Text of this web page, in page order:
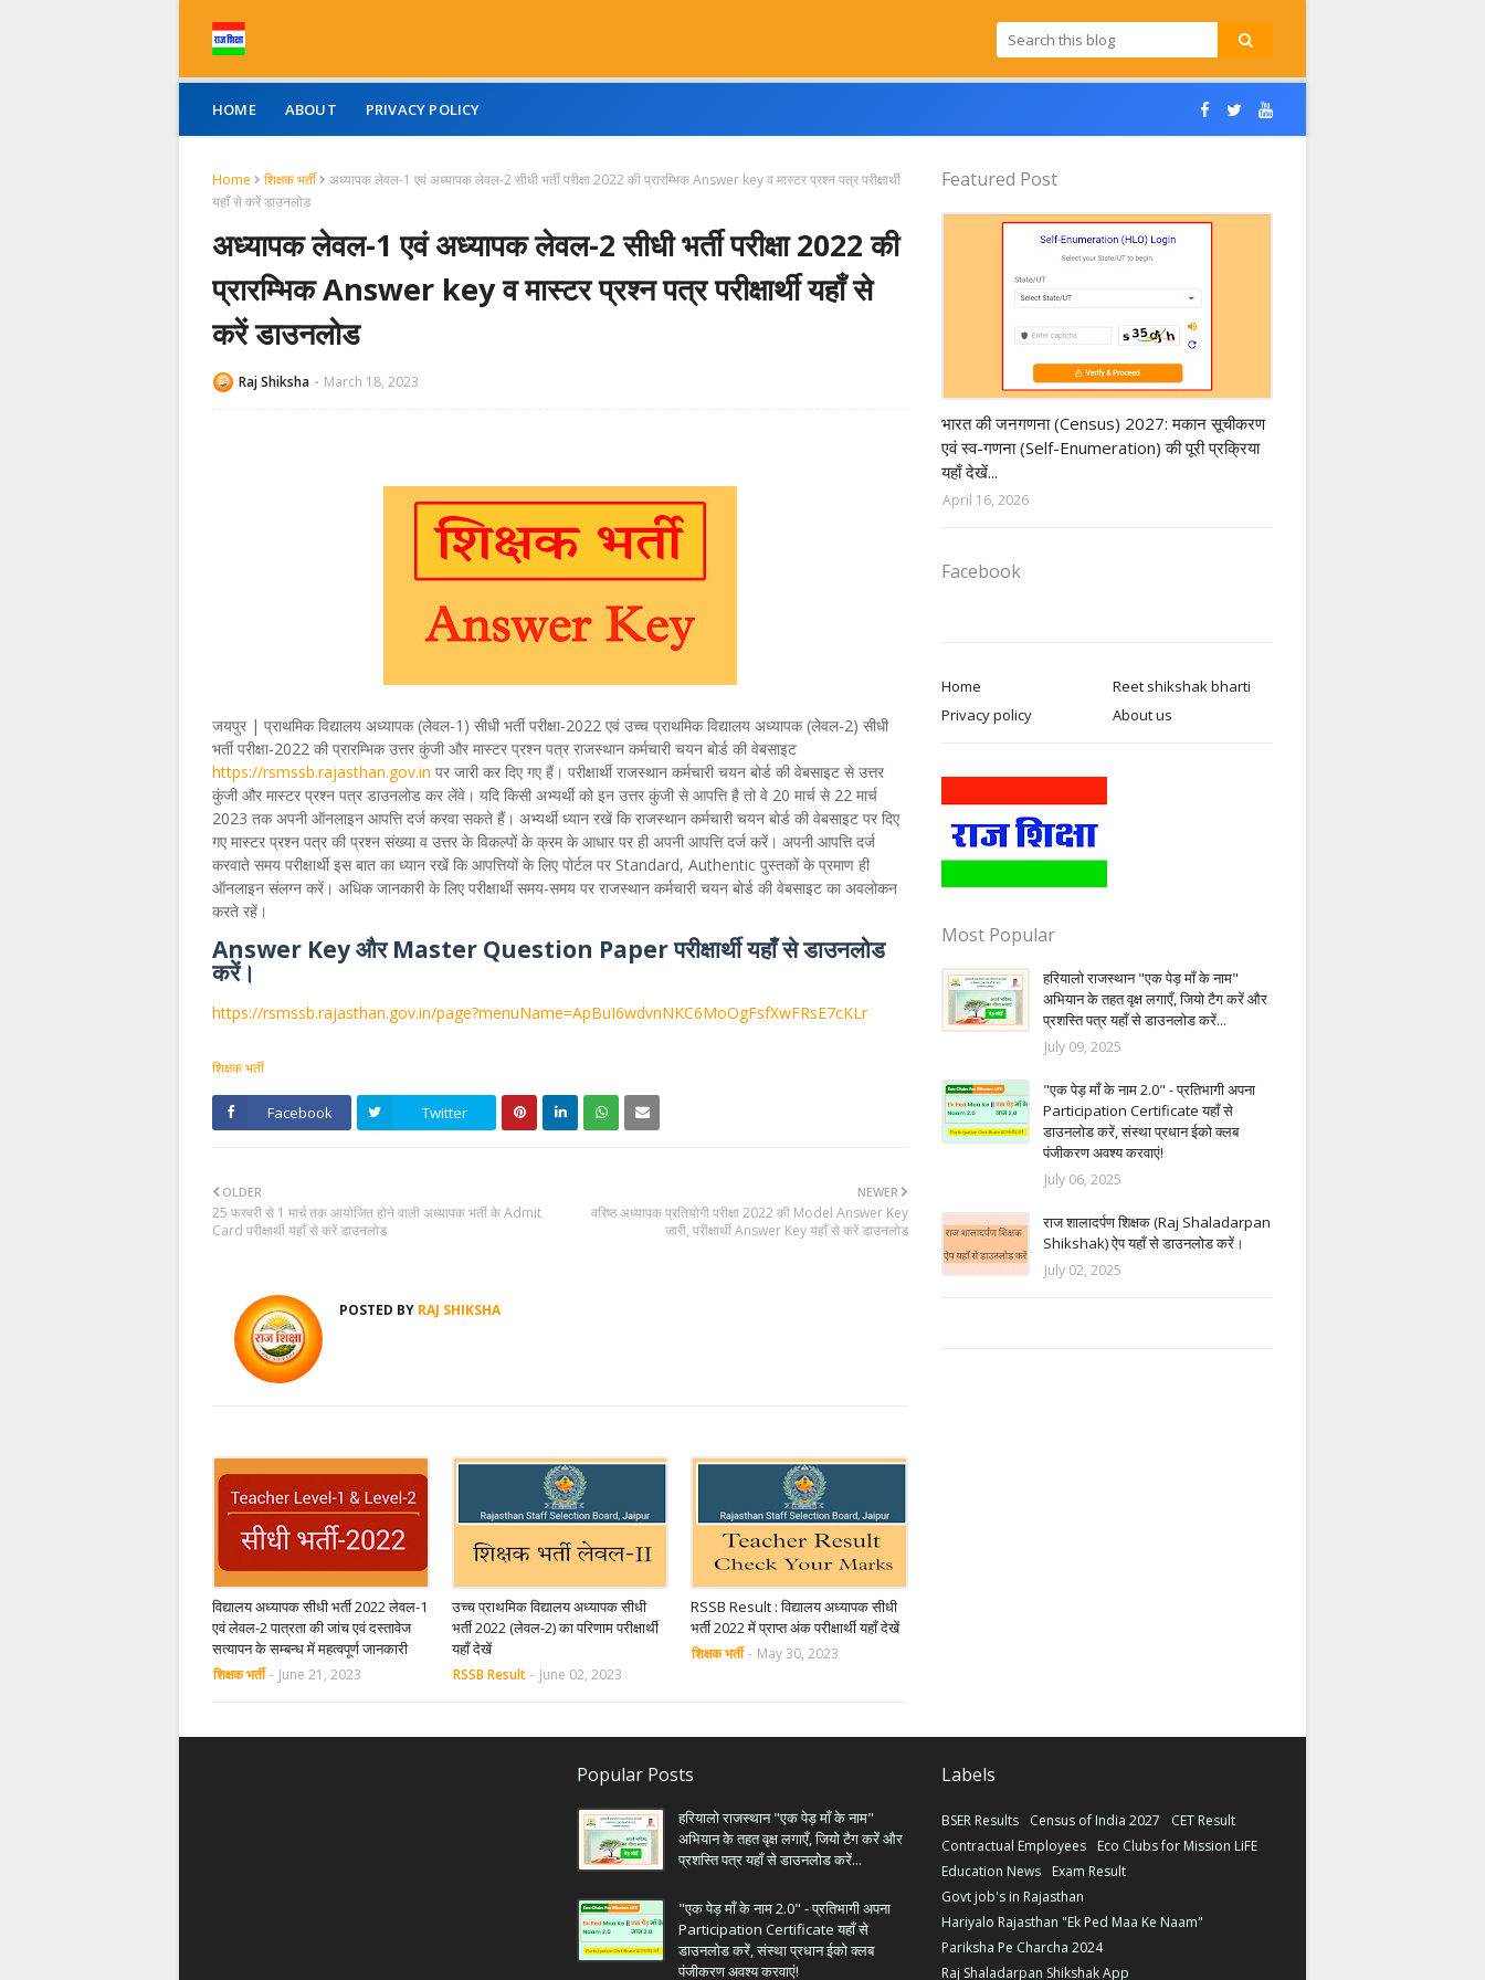
HOME ABOUT PRIVACY POLICY
Home शिक्षक भर्ती
अध्यापक लेवल-1 एवं अध्यापक लेवल-2 सीधी भर्ती परीक्षा 2022 की प्रारम्भिक Answer key व मास्टर प्रश्न पत्र परीक्षार्थी
यहाँ से करें डाउनलोड
अध्यापक लेवल-1 एवं अध्यापक लेवल-2 सीधी भर्ती परीक्षा 2022 की
प्रारम्भिक Answer key व मास्टर प्रश्न पत्र परीक्षार्थी यहाँ से
करें डाउनलोड
Raj Shiksha March 18, 2023
जयपुर | प्राथमिक विद्यालय अध्यापक (लेवल-1) सीधी भर्ती परीक्षा-2022 एवं उच्च प्राथमिक विद्यालय अध्यापक (लेवल-2) सीधी
भर्ती परीक्षा-2022 की प्रारम्भिक उत्तर कुंजी और मास्टर प्रश्न पत्र राजस्थान कर्मचारी चयन बोर्ड की वेबसाइट
https://rsmssb.rajasthan.gov.in पर जारी कर दिए गए हैं। परीक्षार्थी राजस्थान कर्मचारी चयन बोर्ड की वेबसाइट से उत्तर
कुंजी और मास्टर प्रश्न पत्र डाउनलोड कर लेंवे। यदि किसी अभ्यर्थी को इन उत्तर कुंजी से आपत्ति है तो वे 20 मार्च से 22 मार्च
2023 तक अपनी ऑनलाइन आपत्ति दर्ज करवा सकते हैं। अभ्यर्थी ध्यान रखें कि राजस्थान कर्मचारी चयन बोर्ड की वेबसाइट पर दिए
गए मास्टर प्रश्न पत्र की प्रश्न संख्या व उत्तर के विकल्पों के क्रम के आधार पर ही अपनी आपत्ति दर्ज करें। अपनी आपत्ति दर्ज
करवाते समय परीक्षार्थी इस बात का ध्यान रखें कि आपत्तियों के लिए पोर्टल पर Standard, Authentic पुस्तकों के प्रमाण ही
ऑनलाइन संलग्न करें। अधिक जानकारी के लिए परीक्षार्थी समय-समय पर राजस्थान कर्मचारी चयन बोर्ड की वेबसाइट का अवलोकन
करते रहें।
Answer Key और Master Question Paper परीक्षार्थी यहाँ से डाउनलोड
करें।
https://rsmssb.rajasthan.gov.in/page?menuName=ApBuI6wdvnNKC6MoOgFsfXwFRsE7cKLr
शिक्षक भर्ती
Facebook Twitter
NEWER
वरिष्ठ अध्यापक प्रतियोगी परीक्षा 2022 की Model Answer Key
जारी, परीक्षार्थी Answer Key यहाँ से करें डाउनलोड
OLDER
25 फरवरी से 1 मार्च तक आयोजित होने वाली अध्यापक भर्ती के Admit
Card परीक्षार्थी यहाँ से करें डाउनलोड
POSTED BY RAJ SHIKSHA
विद्यालय अध्यापक सीधी भर्ती 2022 लेवल-1
एवं लेवल-2 पात्रता की जांच एवं दस्तावेज
सत्यापन के सम्बन्ध में महत्वपूर्ण जानकारी
शिक्षक भर्ती - June 21, 2023
उच्च प्राथमिक विद्यालय अध्यापक सीधी
भर्ती 2022 (लेवल-2) का परिणाम परीक्षार्थी
यहाँ देखें
RSSB Result - June 02, 2023
RSSB Result : विद्यालय अध्यापक सीधी
भर्ती 2022 में प्राप्त अंक परीक्षार्थी यहाँ देखें
शिक्षक भर्ती - May 30, 2023
Featured Post
भारत की जनगणना (Census) 2027: मकान सूचीकरण
एवं स्व-गणना (Self-Enumeration) की पूरी प्रक्रिया
यहाँ देखें...
April 16, 2026
Facebook
Home
Reet shikshak bharti
Privacy policy
About us
Most Popular
हरियालो राजस्थान "एक पेड़ माँ के नाम"
अभियान के तहत वृक्ष लगाएँ, जियो टैग करें और
प्रशस्ति पत्र यहाँ से डाउनलोड करें...
July 09, 2025
"एक पेड़ माँ के नाम 2.0" - प्रतिभागी अपना
Participation Certificate यहाँ से
डाउनलोड करें, संस्था प्रधान ईको क्लब
पंजीकरण अवश्य करवाएं!
July 06, 2025
राज शालादर्पण शिक्षक (Raj Shaladarpan
Shikshak) ऐप यहाँ से डाउनलोड करें।
July 02, 2025
Popular Posts
हरियालो राजस्थान "एक पेड़ माँ के नाम"
अभियान के तहत वृक्ष लगाएँ, जियो टैग करें और
प्रशस्ति पत्र यहाँ से डाउनलोड करें...
"एक पेड़ माँ के नाम 2.0" - प्रतिभागी अपना
Participation Certificate यहाँ से
डाउनलोड करें, संस्था प्रधान ईको क्लब
पंजीकरण अवश्य करवाएं!
Labels
BSER Results Census of India 2027
CET Result
Contractual Employees
Eco Clubs for Mission LiFE
Education News
Exam Result
Govt job's in Rajasthan
Hariyalo Rajasthan "Ek Ped Maa Ke Naam"
Pariksha Pe Charcha 2024
Raj Shaladarpan Shikshak App